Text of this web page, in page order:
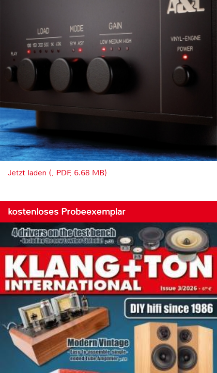
Jetzt laden (, PDF, 6.68 MB)
kostenloses Probeexemplar